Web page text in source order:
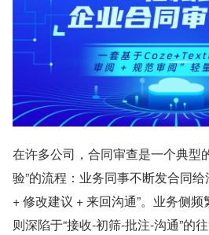
在许多公司，合同审查是一个典型
验”的流程：业务同事不断发合同
+ 修改建议 + 来回沟通”。业务侧
则深陷于“接收-初筛-批注-沟通”的